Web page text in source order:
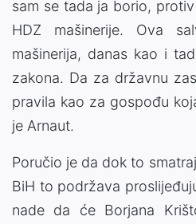
sam se tada ja borio,
HDZ mašinerije. Ova
mašinerija, danas kao i
zakona. Da za državnu
pravila kao za gospođu
je Arnaut.
Poručio je da dok to
BiH to podržava
nade da će Borjana